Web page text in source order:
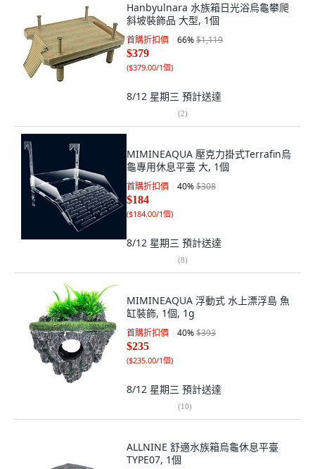
Hanbyulnara 水族箱日光浴烏龜攀爬
斜坡裝飾品 大型, 1個
首購折扣價 66%$1,119
$379
($379.00/1個)
8/12 星期三 預計送達
(2)
MIMINEAQUA 壓克力掛式Terrafin烏
龜專用休息平臺 大, 1個
首購折扣價 40%$308
$184
($184.00/1個)
8/12 星期三 預計送達
(8)
MIMINEAQUA 浮動式 水上漂浮島 魚
缸裝飾, 1個, 1g
首購折扣價 40%$393
$235
($235.00/1個)
8/12 星期三 預計送達
(10)
ALLNINE 舒適水族箱烏龜休息平臺
TYPE07, 1個